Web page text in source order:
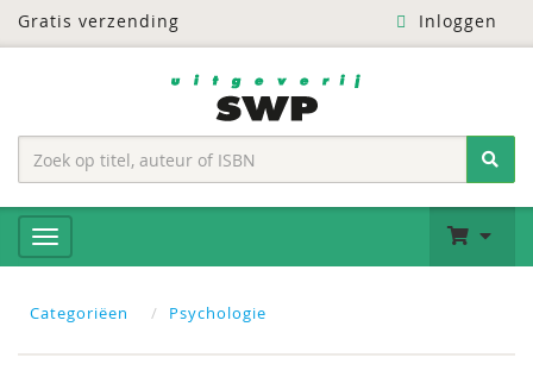
Gratis verzending Inloggen
Categoriëen Psychologie